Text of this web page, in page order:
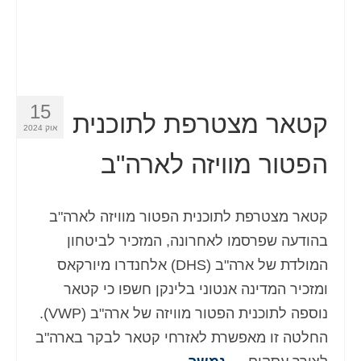
15
אוק 2024
קטאר מצטרפת לתוכנית
הפטור מוויזה לארה"ב
קטאר מצטרפת לתוכנית הפטור מוויזה לארה"ב
בהודעה שפרסמו לאחרונה, המזכיר לביטחון
המולדת של ארה"ב (DHS) אלחנדרו מיורקאס
ומזכיר המדינה אנטוני בלינקן חשפו כי קטאר
נוספה לתוכנית הפטור מוויזה של ארה"ב (VWP).
החלטה זו מאפשרת לאזרחי קטאר לבקר בארה"ב